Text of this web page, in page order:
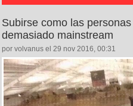
Subirse como las
demasiado mainstream
por volvanus el 29 nov 2016, 00:31